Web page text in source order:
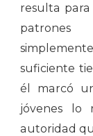
resulta
patrones
suficiente
él marcó
jóvenes lo
autoridad